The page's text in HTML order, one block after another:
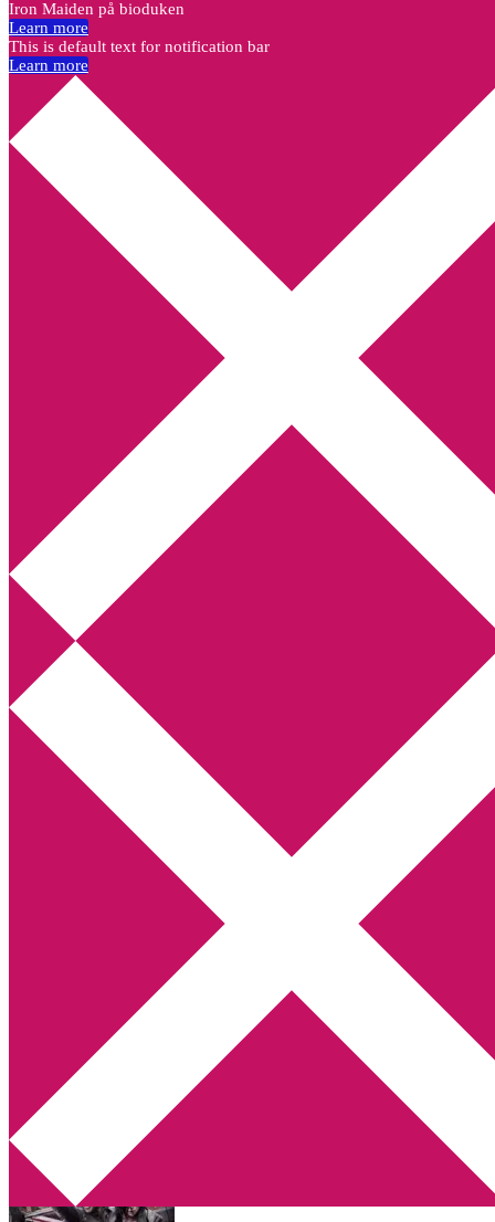
Annikas litteratur- och kulturblogg
Deckare, kriminalromaner, thrillers
Hem
Boktolva
Författarfemman
Kontakt
Webbshop Amazon
Utskriftscentralen
Min tv-blogg
You are here:Home Archives for Kiefer Sutherland
Åh nej, 24 har tagit över mitt liv igen!
2014-07-10 Annika
Iron Maiden på bioduken
Learn more
This is default text for notification bar
Learn more